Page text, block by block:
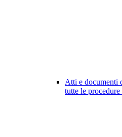
Atti e documenti
tutte le procedure